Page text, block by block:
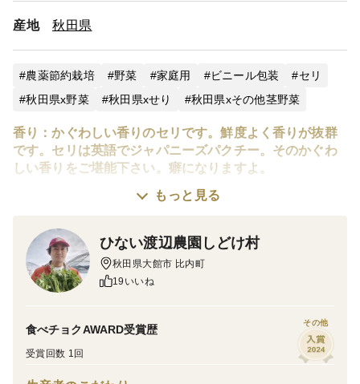
産地 秋田県
農薬節約栽培 野菜 家庭用 ビニール包装
セリ
秋田県x野菜
秋田県xせり 秋田県xその他茎野菜
香り：かぐわしい香りのセリです。鮮度よく香りが抜群
です。セリは英語でジャパニーズパクチー。そのかぐわ
しい香りをご堪能下さい。癖になりますよ。
で、茎葉も特長で野性味満点です。紫がかった太い根元
は1/2か1/4に縦切りして、根っ子と一緒に天ぷらやかき
揚げにすると美味しです。
この時期の極太品は茎の繊維質が強くなるので輪切り、
栽培：ヒョロっと細長い水耕栽培の物に比べて、土耕栽
培なので力強い茎と葉をしています。セリ本来の強い香
り、ギシッとした歯応え、深い味わいを楽しめます。根
もっと見る
ひない渡辺農園しどけ村
秋田県大館市 比内町
19いいね
食べチョクAWARD受賞歴
受賞回数 1回
その他